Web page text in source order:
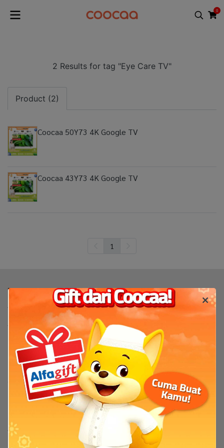
0
2 Results for tag "Eye Care TV"
Product (2)
Coocaa 50Y73 4K Google TV
Coocaa 43Y73 4K Google TV
1
Produk
TV
TV By Size
Flash Sale
Bantuan
Servis & Perbaikan
Tentang Coocaa